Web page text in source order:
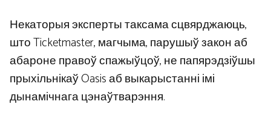
Некаторыя эксперты таксама сцвярджаюць,
што Ticketmaster, магчыма, парушыў закон аб
абароне правоў спажыўцоў, не папярэдзіўшы
прыхільнікаў Oasis аб выкарыстанні імі
дынамічнага цэнаўтварэння.